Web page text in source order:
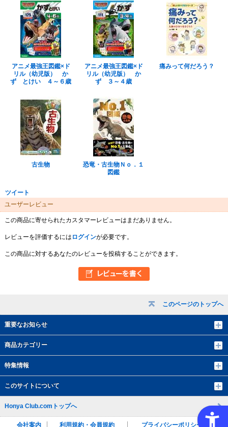
このページのトップへ
重要なお知らせ
商品カテゴリー
特集情報
このサイトについて
アニメ最強王図鑑×ド
リル（幼児版） か
ず とけい ４～６歳
アニメ最強王図鑑×ド
リル（幼児版） か
ず ３～４歳
痛みって何だろう？
古生物
恐竜・古生物Ｎｏ．１
図鑑
ツイート
ユーザーレビュー
この商品に寄せられたカスタマーレビューはまだありません。
レビューを評価するには ログインが必要です。
この商品に対するあなたのレビューを投稿することができます。
Honya Club.comトップへ
会社案内 利用規約・会員規約 プライバシーポリシー